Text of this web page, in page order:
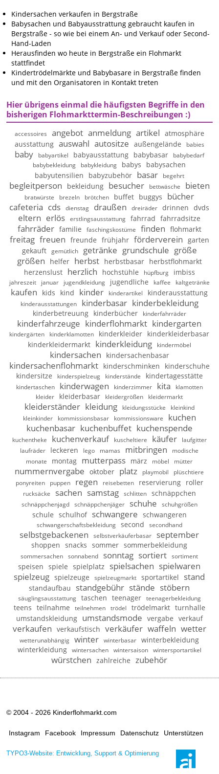
Kindersachen verkaufen in Bergstraße
Babysachen und Babyausstrattung gebraucht kaufen in
Bergstraße - so wie bei einem An- und Verkauf oder Second-
Hand-Laden
Herausfinden wo heute in Bergstraße ein Flohmarkt
stattfindet
Kindertrödelmärkte und Babybasare in Bergstraße finden
und mit den Organisatoren in Kontakt treten
Hier übrigens einmal die häufigsten Begriffe in den
bisherigen Flohmarkttermin-Beschreibungen :)
accessoires angebot anmeldung artikel atmosphäre
ausstattung auswahl autositze außengelände babies
baby babyartikel babyausstattung babybasar
babybedarf
babybekleidung
babykleidung babys
babysachen
babyutensilien
babyzubehör basar begehrt
begleitperson bekleidung besucher bettwäsche bieten
bratwürste brezeln brötchen buffet buggys
bücher
cafeteria cds dienstag draußen dreiräder drinnen dvds
eltern erlös erstlingsausstattung fahrrad fahrradsitze
fahrräder familie faschingskostüme finden flohmarkt
freitag freuen freunde frühjahr förderverein garten
gekauft
gemütlich getränke grundschule größe
größen
helfer herbst herbstbasar herbstflohmarkt
herzenslust herzlich hochstühle hüpfburg imbiss
jahreszeit januar jugendkleidung jugendliche kaffee kaltgetränke
kaufen kids kind kinder kinderartikel kinderausstattung
kinderausstattungen kinderbasar kinderbekleidung
kinderbetreuung kinderbücher kinderfahrräder
kinderfahrzeuge kinderflohmarkt kindergarten
kindergärten kinderklamotten kinderkleider kinderkleiderbasar
kinderkleidermarkt kinderkleidung kindermöbel
kindersachen kindersachenbasar
kindersachenflohmarkt kinderschminken
kinderschuhe
kindersitze
kinderspielzeug kinderstände kindertagesstätte
kindertaschen kinderwagen kinderzimmer kita
klamotten
kleider
kleiderbasar kleidergrößen kleidermarkt
kleiderständer kleidung kleidungsstücke
kleinkind
kleinkinder
kommissionsbasar kommissionsware
kuchen
kuchenbasar kuchenbuffet kuchenspende
kuchentheke kuchenverkauf kuscheltiere käufer
laufgitter
laufräder
leckeren lego mamas mitbringen
modische
monate
montag mutterpass märz möbel mütter
nummernvergabe oktober platz playmobil
plüschtiere
ponyreiten
puppen regen reisebetten reservierung roller
rucksäcke sachen samstag schlitten schnäppchen
schnäppchenjagd schnäppchenjäger schuhe schuhgrößen
schule schulhof schwangere schwangeren
schwangerschaftsbekleidung second secondhand
selbstgebackenen selbstverkäuferbasar september
shoppen snacks sommer sommerbekleidung
sommersachen sonnabend sonntag sortiert sortiment
speisen spiele spielplatz spielsachen spielwaren
spielzeug spielzeuge spielzeugmarkt sportartikel stand
standaufbau standgebühr stände stöbern
säuglingsausstattung taschen teenager teenagerbekleidung
teens teilnahme teilnehmen trödel trödelmarkt turnhalle
umstandskleidung umstandsmode vergabe verkauf
verkaufen verkaufstisch verkäufer waffeln wetter
wetterunabhängig winter winterbasar
winterbekleidung
winterkleidung
wintersachen wintersaison wintersportartikel
würstchen zahlreiche zubehör
© 2004 - 2026 Kinderflohmarkt.com
Instagram Facebook Impressum Datenschutz Unterstützen
TYPO3-Website: Entwicklung, Support & Optimierung